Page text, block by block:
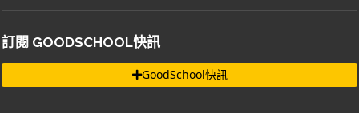
訂閱 GOODSCHOOL快訊
GoodSchool快訊